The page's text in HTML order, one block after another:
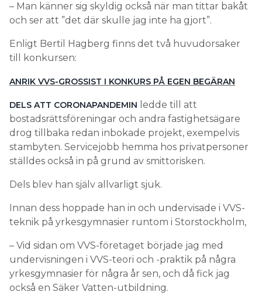
– Man känner sig skyldig också när man tittar bakåt
och ser att ”det där skulle jag inte ha gjort”.
Enligt Bertil Hagberg finns det två huvudorsaker
till konkursen:
ANRIK VVS-GROSSIST I KONKURS PÅ EGEN BEGÄRAN
DELS ATT CORONAPANDEMIN ledde till att
bostadsrättsföreningar och andra fastighetsägare
drog tillbaka redan inbokade projekt, exempelvis
stambyten. Servicejobb hemma hos privatpersoner
ställdes också in på grund av smittorisken.
Dels blev han själv allvarligt sjuk.
Innan dess hoppade han in och undervisade i VVS-
teknik på yrkesgymnasier runtom i Storstockholm,
– Vid sidan om VVS-företaget började jag med
undervisningen i VVS-teori och -praktik på några
yrkesgymnasier för några år sen, och då fick jag
också en Säker Vatten-utbildning.